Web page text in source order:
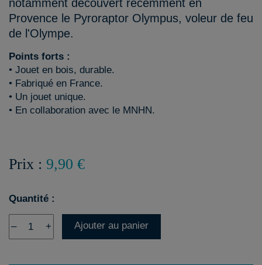
notamment découvert récemment en
Provence le Pyroraptor Olympus, voleur de feu
de l'Olympe.
Points forts :
• Jouet en bois, durable.
• Fabriqué en France.
• Un jouet unique.
• En collaboration avec le MNHN.
Prix : 9,90 €
Quantité :
– + Ajouter au panier